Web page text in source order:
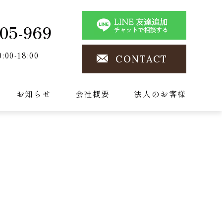
969
18:00 CONTACT
お知らせ 会社概要 法人のお客様